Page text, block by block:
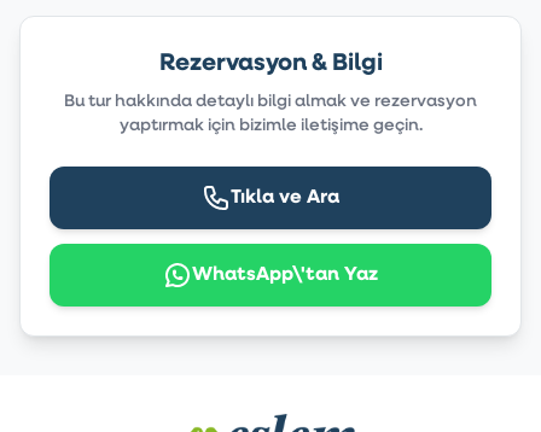
Rezervasyon & Bilgi
Bu tur hakkında detaylı bilgi almak ve rezervasyon
yaptırmak için bizimle iletişime geçin.
Tıkla ve Ara
WhatsApp\'tan Yaz